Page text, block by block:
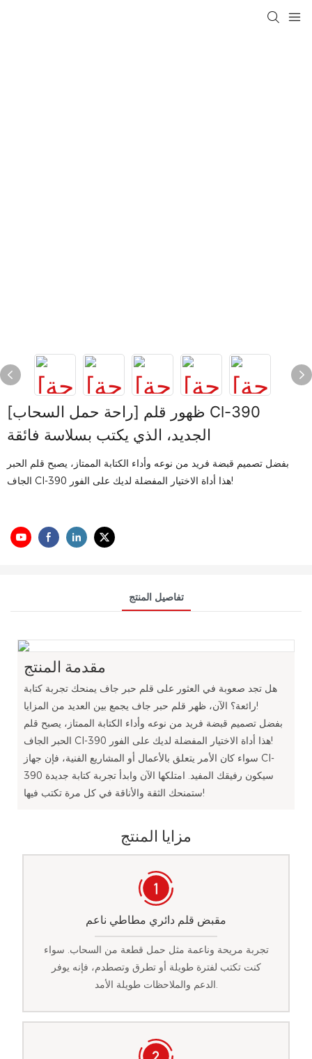
[راحة حمل السحاب] ظهور قلم Cl-390
الجديد، الذي يكتب بسلاسة فائقة
بفضل تصميم قبضة فريد من نوعه وأداء الكتابة الممتاز، يصبح قلم الحبر
الجاف Cl-390 هذا أداة الاختيار المفضلة لديك على الفور!
تفاصيل المنتج
مقدمة المنتج
هل تجد صعوبة في العثور على قلم حبر جاف يمنحك تجربة كتابة
رائعة؟ الآن، ظهر قلم حبر جاف يجمع بين العديد من المزايا!
بفضل تصميم قبضة فريد من نوعه وأداء الكتابة الممتاز، يصبح قلم
الحبر الجاف Cl-390 هذا أداة الاختيار المفضلة لديك على الفور!
سواء كان الأمر يتعلق بالأعمال أو المشاريع الفنية، فإن جهاز Cl-
390 سيكون رفيقك المفيد. امتلكها الآن وابدأ تجربة كتابة جديدة
ستمنحك الثقة والأناقة في كل مرة تكتب فيها!
مزايا المنتج
مقبض قلم دائري مطاطي ناعم
تجربة مريحة وناعمة مثل حمل قطعة من السحاب. سواء
كنت تكتب لفترة طويلة أو تطرق وتصطدم، فإنه يوفر
الدعم والملاحظات طويلة الأمد.